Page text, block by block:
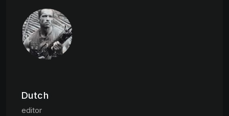
Dutch
editor